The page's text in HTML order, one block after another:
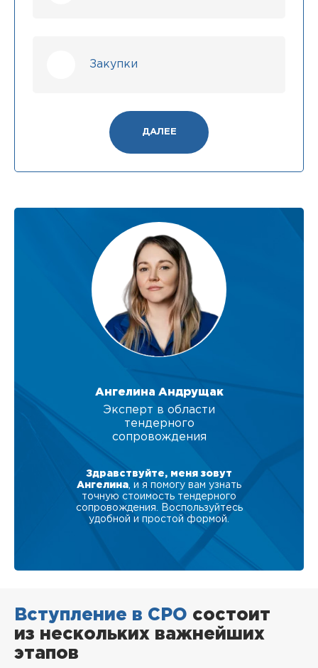
Закупки
ДАЛЕЕ
Ангелина Андрущак
Эксперт в области
тендерного
сопровождения
Здравствуйте, меня зовут
Ангелина , и я помогу вам узнать
точную стоимость тендерного
сопровождения. Воспользуйтесь
удобной и простой формой.
Вступление в СРО состоит
из нескольких важнейших
этапов